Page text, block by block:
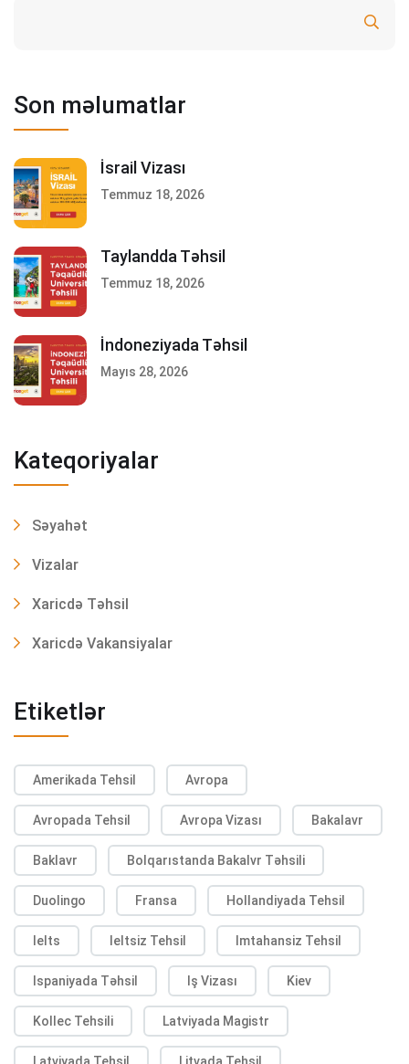
Son məlumatlar
İsrail Vizası
Temmuz 18, 2026
Taylandda Təhsil
Temmuz 18, 2026
İndoneziyada Təhsil
Mayıs 28, 2026
Kateqoriyalar
Səyahət
Vizalar
Xaricdə Təhsil
Xaricdə Vakansiyalar
Etiketlər
Amerikada Tehsil Avropa
Avropada Tehsil Avropa Vizası Bakalavr
Baklavr Bolqarıstanda Bakalvr Təhsili
Duolingo Fransa Hollandiyada Tehsil
Ielts Ieltsiz Tehsil Imtahansiz Tehsil
Ispaniyada Təhsil Iş Vizası Kiev
Kollec Tehsili Latviyada Magistr